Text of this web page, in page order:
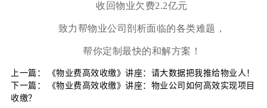
收回物业欠费2.2亿元
致力帮物业公司剖析面临的各类难题，
帮你定制最快的和解方案！
上一篇：
《物业费高效收缴》讲座：请大数据把我推给物业人！
下一篇：
《物业费高效收缴》讲座：物业公司如何高效实现项目
收缴？